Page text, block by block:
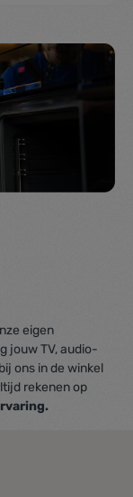
eigen
jouw TV, audio-
ons in de winkel
rekenen op